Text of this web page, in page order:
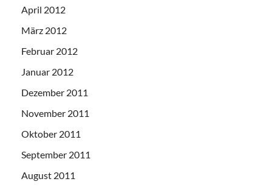
April 2012
März 2012
Februar 2012
Januar 2012
Dezember 2011
November 2011
Oktober 2011
September 2011
August 2011